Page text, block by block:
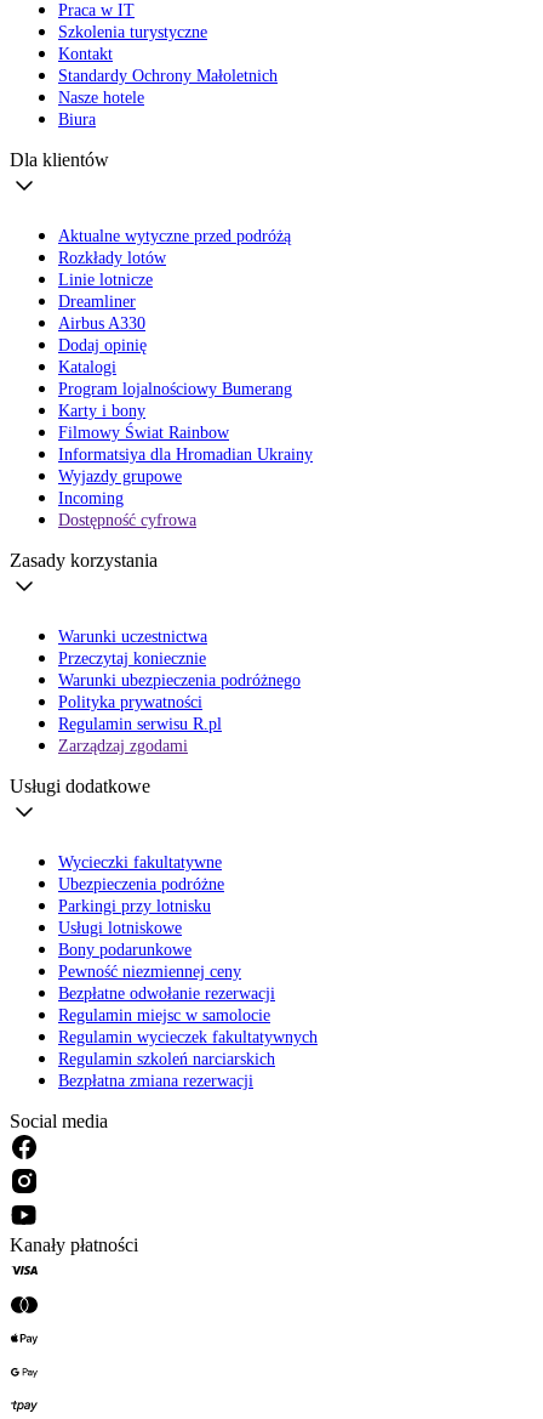
Praca w IT
Szkolenia turystyczne
Kontakt
Standardy Ochrony Małoletnich
Nasze hotele
Biura
Dla klientów
Aktualne wytyczne przed podróżą
Rozkłady lotów
Linie lotnicze
Dreamliner
Airbus A330
Dodaj opinię
Katalogi
Program lojalnościowy Bumerang
Karty i bony
Filmowy Świat Rainbow
Informatsiya dla Hromadian Ukrainy
Wyjazdy grupowe
Incoming
Dostępność cyfrowa
Zasady korzystania
Warunki uczestnictwa
Przeczytaj koniecznie
Warunki ubezpieczenia podróżnego
Polityka prywatności
Regulamin serwisu R.pl
Zarządzaj zgodami
Usługi dodatkowe
Wycieczki fakultatywne
Ubezpieczenia podróżne
Parkingi przy lotnisku
Usługi lotniskowe
Bony podarunkowe
Pewność niezmiennej ceny
Bezpłatne odwołanie rezerwacji
Regulamin miejsc w samolocie
Regulamin wycieczek fakultatywnych
Regulamin szkoleń narciarskich
Bezpłatna zmiana rezerwacji
Social media
Kanały płatności